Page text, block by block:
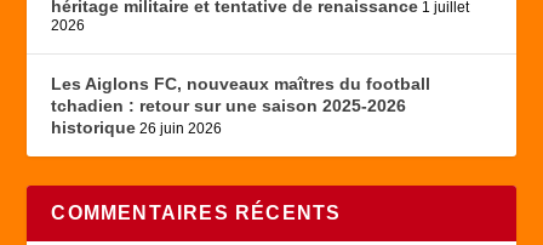
héritage militaire et tentative de renaissance 1 juillet
2026
Les Aiglons FC, nouveaux maîtres du football
tchadien : retour sur une saison 2025-2026
historique 26 juin 2026
COMMENTAIRES RÉCENTS